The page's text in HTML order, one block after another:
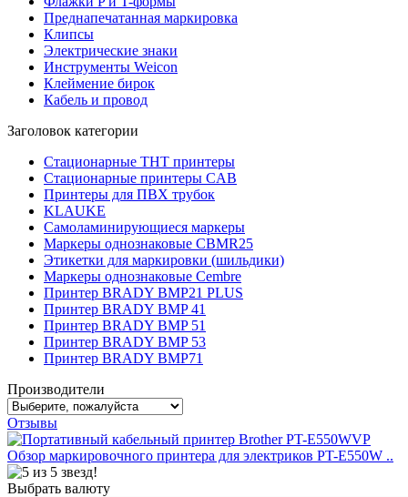
Преднапечатанная маркировка
Клипсы
Электрические знаки
Инструменты Weicon
Клеймение бирок
Кабель и провод
Заголовок категории
Стационарные THT принтеры
Стационарные принтеры CAB
Принтеры для ПВХ трубок
KLAUKE
Самоламинирующиеся маркеры
Маркеры однознаковые CBMR25
Этикетки для маркировки (шильдики)
Маркеры однознаковые Cembre
Принтер BRADY BMP21 PLUS
Принтер BRADY BMP 41
Принтер BRADY BMP 51
Принтер BRADY BMP 53
Принтер BRADY BMP71
Производители
Отзывы
Обзор маркировочного принтера для электриков PT-E550W ..
Выбрать валюту